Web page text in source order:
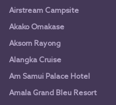
Airstream Campsite
Akako Omakase
Aksorn Rayong
Alangka Cruise
Am Samui Palace Hotel
Amala Grand Bleu Resort